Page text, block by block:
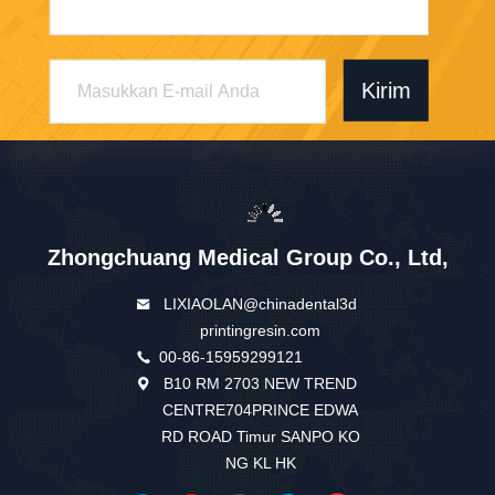
Kirim
Zhongchuang Medical Group Co., Ltd,
LIXIAOLAN@chinadental3d
printingresin.com
00-86-15959299121
B10 RM 2703 NEW TREND
CENTRE704PRINCE EDWA
RD ROAD Timur SANPO KO
NG KL HK